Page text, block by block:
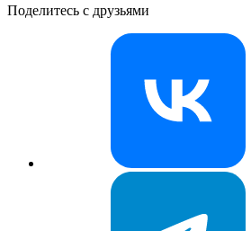
Поделитесь с друзьями